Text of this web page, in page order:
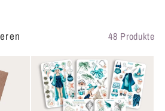
48 Produkte